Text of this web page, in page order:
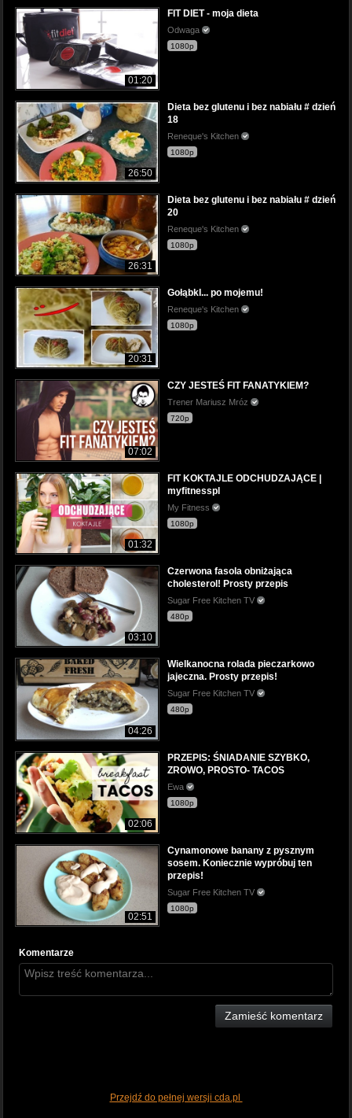
01:20
FIT DIET - moja dieta
Odwaga
1080p
26:50
Dieta bez glutenu i bez nabiału # dzień
18
Reneque's Kitchen
1080p
26:31
Dieta bez glutenu i bez nabiału # dzień
20
Reneque's Kitchen
1080p
20:31
GołąbkI... po mojemu!
Reneque's Kitchen
1080p
07:02
CZY JESTEŚ FIT FANATYKIEM?
Trener Mariusz Mróz
720p
01:32
FIT KOKTAJLE ODCHUDZAJĄCE |
myfitnesspl
My Fitness
1080p
03:10
Czerwona fasola obniżająca
cholesterol! Prosty przepis
Sugar Free Kitchen TV
480p
04:26
Wielkanocna rolada pieczarkowo
jajeczna. Prosty przepis!
Sugar Free Kitchen TV
480p
02:06
PRZEPIS: ŚNIADANIE SZYBKO,
ZROWO, PROSTO- TACOS
Ewa
1080p
02:51
Cynamonowe banany z pysznym
sosem. Koniecznie wypróbuj ten
przepis!
Sugar Free Kitchen TV
1080p
Komentarze
Zamieść komentarz
Przejdź do pełnej wersji cda.pl